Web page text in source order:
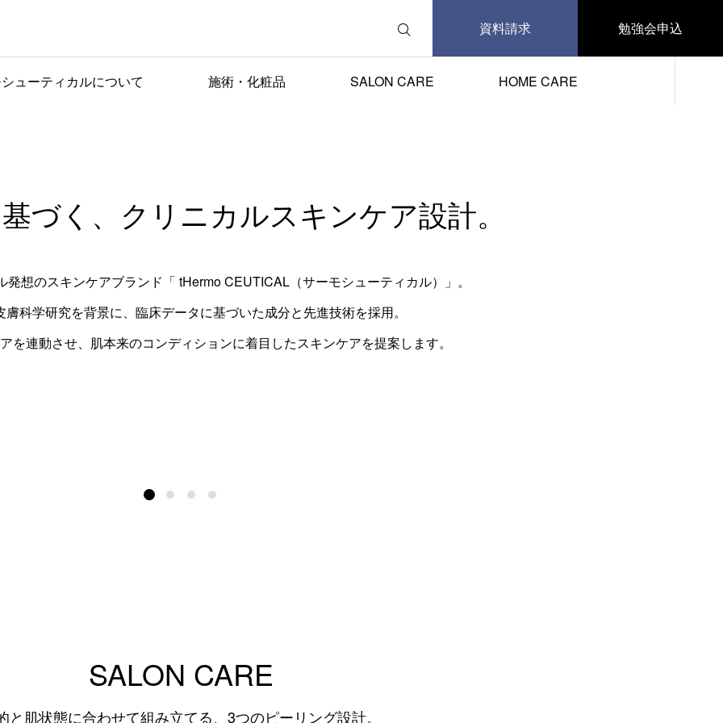
資料請求 勉強会申込
ューティカルについて 施術・化粧品 SALON CARE HOME CARE
肌科学は次の領域へ
2026.08.03 社員研修に伴う休業日のご案内
テティック通信7月号に｢サーモシューティカルお披露目会｣が掲載されました
づく、クリニカルスキンケア設計。
発想のスキンケアブランド「 tHermo CEUTICAL（サーモシューティカル）」。
膚科学研究を背景に、臨床データに基づいた成分と先進技術を採用。
を連動させ、肌本来のコンディションに着目したスキンケアを提案します。
SALON CARE
と肌状態に合わせて組み立てる、3つのピーリング設計。